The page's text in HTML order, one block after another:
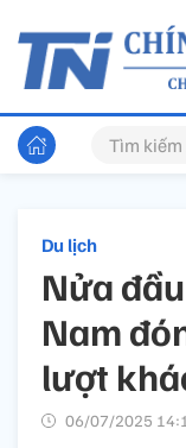
Du lịch
Nửa
Nam
lượt
06/07/2025